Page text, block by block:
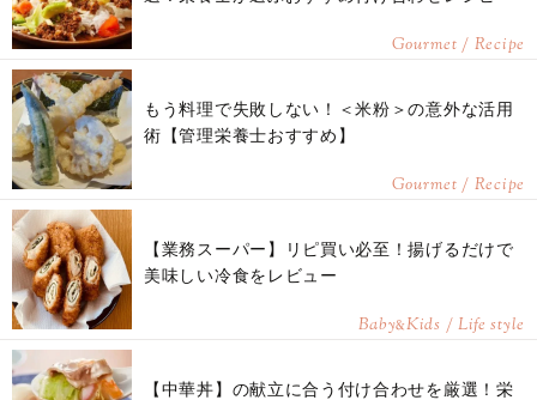
Gourmet / Recipe
もう料理で失敗しない！＜米粉＞の意外な活用
術【管理栄養士おすすめ】
Gourmet / Recipe
【業務スーパー】リピ買い必至！揚げるだけで
美味しい冷食をレビュー
Baby&Kids / Life style
【中華丼】の献立に合う付け合わせを厳選！栄